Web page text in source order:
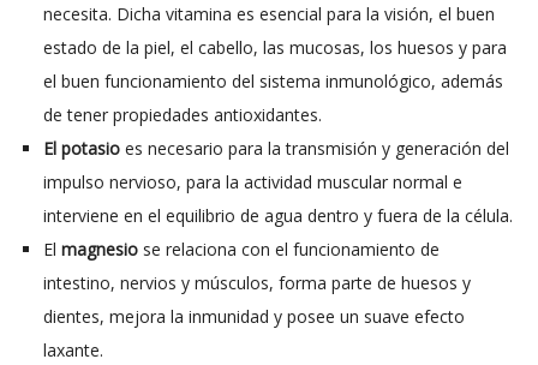
necesita. Dicha vitamina es esencial para la visión, el buen
estado de la piel, el cabello, las mucosas, los huesos y para
el buen funcionamiento del sistema inmunológico, además
de tener propiedades antioxidantes.
El potasio es necesario para la transmisión y generación del
impulso nervioso, para la actividad muscular normal e
interviene en el equilibrio de agua dentro y fuera de la célula.
El magnesio se relaciona con el funcionamiento de
intestino, nervios y músculos, forma parte de huesos y
dientes, mejora la inmunidad y posee un suave efecto
laxante.